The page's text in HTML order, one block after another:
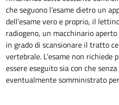
che seguono l’esame dietro un
dell’esame vero e proprio, il
radiogeno, un macchinario
in grado di scansionare il tratto
vertebrale. L’esame non richiede
essere eseguito sia con che
eventualmente somministrato